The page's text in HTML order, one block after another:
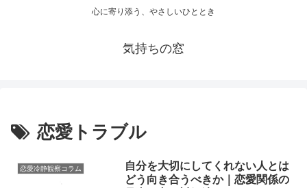
心に寄り添う、やさしいひととき
気持ちの窓
恋愛トラブル
恋愛冷静観察コラム
自分を大切にしてくれない人とは
どう向き合うべきか｜恋愛関係の